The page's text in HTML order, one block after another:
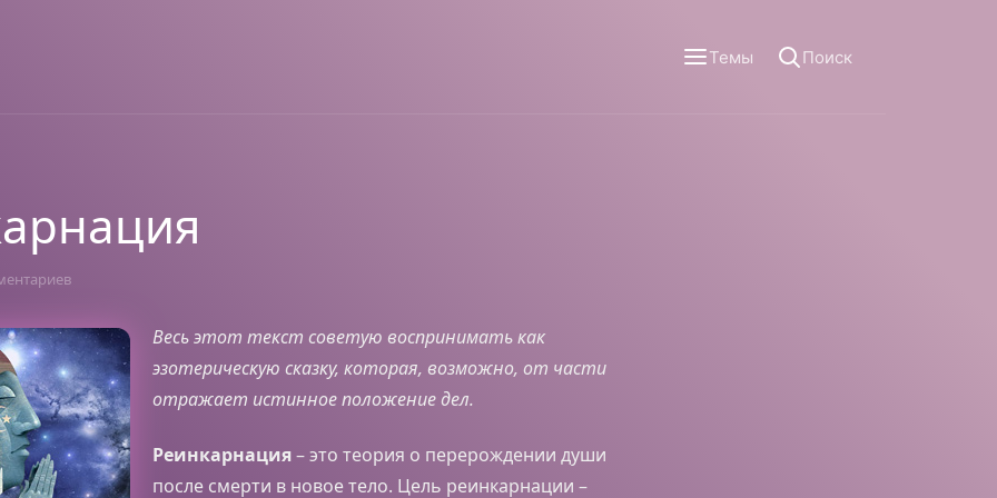
Темы Поиск
Весь этот текст советую воспринимать как
эзотерическую сказку, которая, возможно, от части
отражает истинное положение дел.
Реинкарнация– это теория о перерождении души
после смерти в новое тело. Цель реинкарнации –